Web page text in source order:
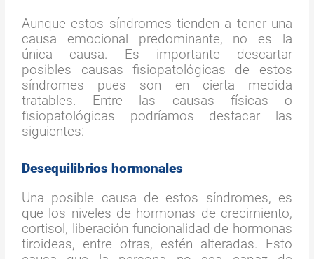
Aunque estos síndromes tienden a tener una
causa emocional predominante, no es la
única causa. Es importante descartar
posibles causas fisiopatológicas de estos
síndromes pues son en cierta medida
tratables. Entre las causas físicas o
fisiopatológicas podríamos destacar las
siguientes:
Desequilibrios hormonales
Una posible causa de estos síndromes, es
que los niveles de hormonas de crecimiento,
cortisol, liberación funcionalidad de hormonas
tiroideas, entre otras, estén alteradas. Esto